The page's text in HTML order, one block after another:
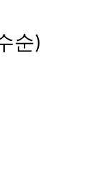
순)